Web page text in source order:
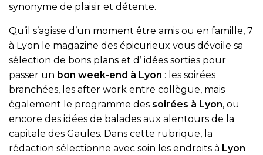
synonyme de plaisir et détente.
Qu’il s’agisse d’un moment être amis ou en famille, 7
à Lyon le magazine des épicurieux vous dévoile sa
sélection de bons plans et d’ idées sorties pour
passer un bon week-end à Lyon : les soirées
branchées, les after work entre collègue, mais
également le programme des soirées à Lyon, ou
encore des idées de balades aux alentours de la
capitale des Gaules. Dans cette rubrique, la
rédaction sélectionne avec soin les endroits à Lyon